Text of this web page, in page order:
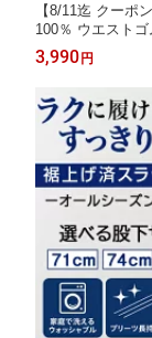
【8/11迄 クーポ
100％ ウエスト
ツ M L LL 春夏秋
3,990円